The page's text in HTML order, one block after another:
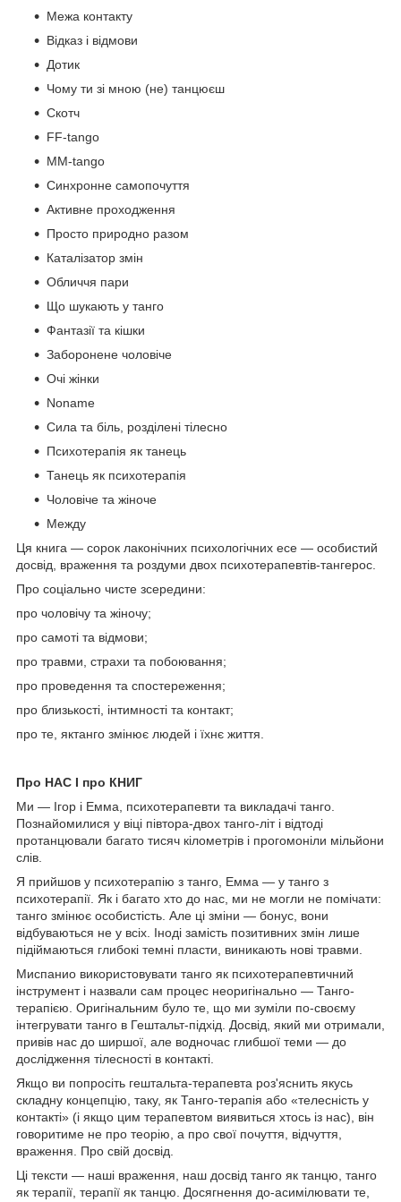
Межа контакту
Відказ і відмови
Дотик
Чому ти зі мною (не) танцюєш
Скотч
FF-tango
ММ-tango
Синхронне самопочуття
Активне проходження
Просто природно разом
Каталізатор змін
Обличчя пари
Що шукають у танго
Фантазії та кішки
Заборонене чоловіче
Очі жінки
Noname
Сила та біль, розділені тілесно
Психотерапія як танець
Танець як психотерапія
Чоловіче та жіноче
Между
Ця книга — сорок лаконічних психологічних есе — особистий
досвід, враження та роздуми двох психотерапевтів-тангерос.
Про соціально чисте зсередини:
про чоловічу та жіночу;
про самоті та відмови;
про травми, страхи та побоювання;
про проведення та спостереження;
про близькості, інтимності та контакт;
про те, яктанго змінює людей і їхнє життя.
Про НАС І про КНИГ
Ми — Ігор і Емма, психотерапевти та викладачі танго.
Познайомилися у віці півтора-двох танго-літ і відтоді
протанцювали багато тисяч кілометрів і прогомоніли мільйони
слів.
Я прийшов у психотерапію з танго, Емма — у танго з
психотерапії. Як і багато хто до нас, ми не могли не помічати:
танго змінює особистість. Але ці зміни — бонус, вони
відбуваються не у всіх. Іноді замість позитивних змін лише
підіймаються глибокі темні пласти, виникають нові травми.
Миспанио використовувати танго як психотерапевтичний
інструмент і назвали сам процес неоригінально — Танго-
терапією. Оригінальним було те, що ми зуміли по-своєму
інтегрувати танго в Гештальт-підхід. Досвід, який ми отримали,
привів нас до ширшої, але водночас глибшої теми — до
дослідження тілесності в контакті.
Якщо ви попросіть гештальта-терапевта роз'яснить якусь
складну концепцію, таку, як Танго-терапія або «телесність у
контакті» (і якщо цим терапевтом виявиться хтось із нас), він
говоритиме не про теорію, а про свої почуття, відчуття,
враження. Про свій досвід.
Ці тексти — наші враження, наш досвід танго як танцю, танго
як терапії, терапії як танцю. Досягнення до-асимілювати те,